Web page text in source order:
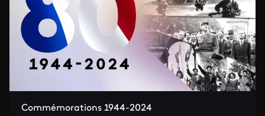
Commémorations 1944-2024